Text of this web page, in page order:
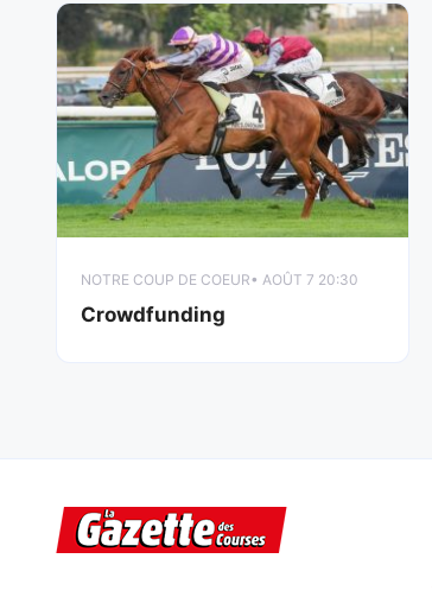
NOTRE COUP DE COEUR• AOÛT 7 20:30
Crowdfunding